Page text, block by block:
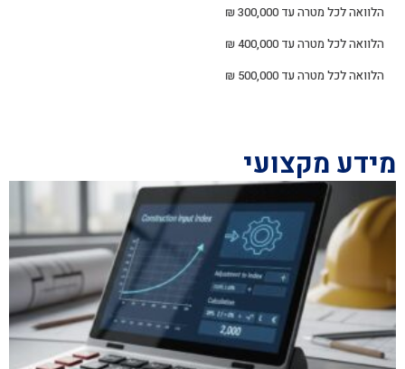
הלוואה לכל מטרה עד 300,000 ₪
הלוואה לכל מטרה עד 400,000 ₪
הלוואה לכל מטרה עד 500,000 ₪
מידע מקצועי